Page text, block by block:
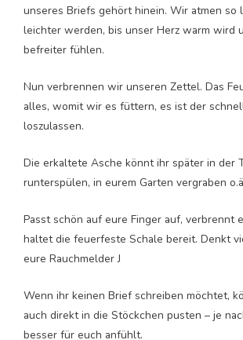
unseres Briefs gehört hinein. Wir atmen so
leichter werden, bis unser Herz warm wird
befreiter fühlen.
Nun verbrennen wir unseren Zettel. Das
alles, womit wir es füttern, es ist der
loszulassen.
Die erkaltete Asche könnt ihr später in der
runterspülen, in eurem Garten vergraben
Passt schön auf eure Finger auf, verbrennt
haltet die feuerfeste Schale bereit. Denkt
eure Rauchmelder J
Wenn ihr keinen Brief schreiben möchtet,
auch direkt in die Stöckchen pusten – je
besser für euch anfühlt.